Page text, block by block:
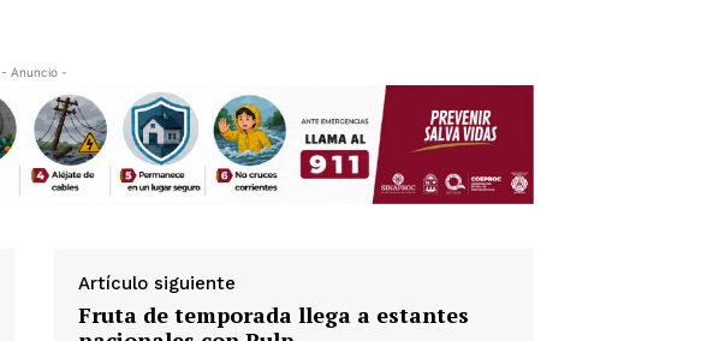
- Anuncio -
Artículo siguiente
Fruta de temporada llega a estantes